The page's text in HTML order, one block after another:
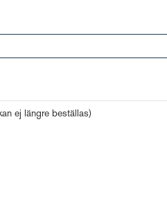
ej längre beställas)